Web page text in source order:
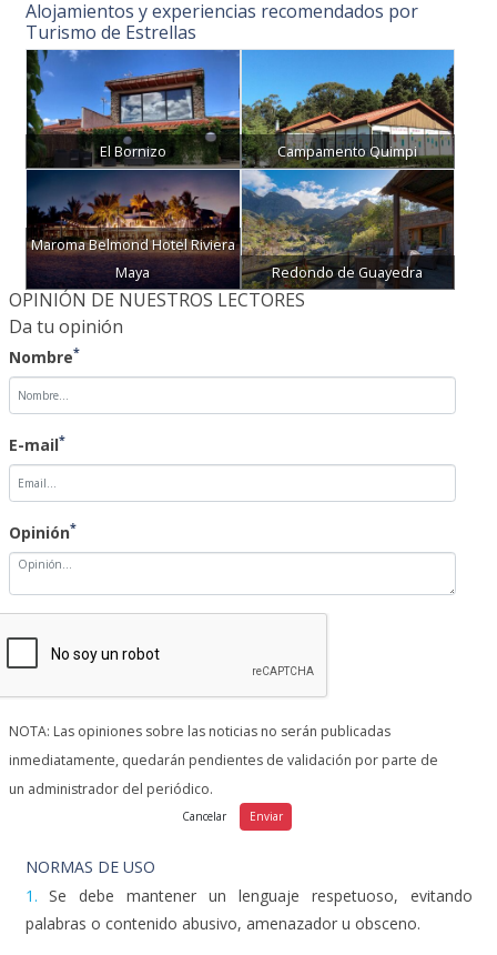
Alojamientos y experiencias recomendados por
Turismo de Estrellas
El Bornizo Campamento Quimpi
Maroma Belmond Hotel Riviera
Maya
Redondo de Guayedra
OPINIÓN DE NUESTROS LECTORES
Da tu opinión
Nombre*
E-mail*
Opinión*
NOTA: Las opiniones sobre las noticias no serán publicadas
inmediatamente, quedarán pendientes de validación por parte de
un administrador del periódico.
NORMAS DE USO
1. Se debe mantener un lenguaje respetuoso, evitando
palabras o contenido abusivo, amenazador u obsceno.